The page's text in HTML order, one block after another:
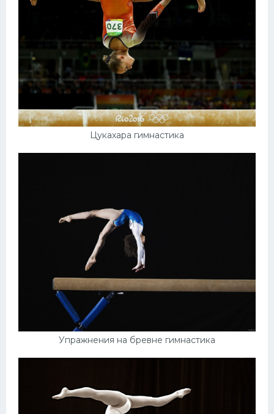
Цукахара гимнастика
Упражнения на бревне гимнастика